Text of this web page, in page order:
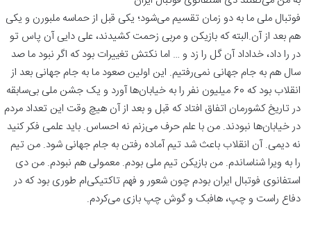
فوتبال ملی ما به دو زمان تقسیم می‌شود؛ یکی قبل از حماسه ملبورن و یکی
هم بعد از آن.البته که بازیکن و مربی زحمت کشیدند، علی دایی آن پاس تو
در را داد، خداداد آن گل را زد و … اما نکتش تغییرات بود که اگر نبود ما صد
سال هم به جام جهانی نمی‌رفتیم. این اولین صعود ما به جام جهانی بعد از
انقلاب بود که 60 میلیون نفر را به خیابان‌ها آورد و یک جشن ملی بی‌سابقه
در تاریخ کشورمان اتفاق افتاد که قبل و بعد از آن هیچ وقت این تعداد مردم
در خیابان‌ها نبودند. من با علم حرف می‌زنم نه احساس. باید علمی فکر کنید
نه دیمی. آن انقلاب باعث شد تیم آماده رفتن به جام جهانی شود. من تیم
را به ویرا شناساندم. من بازیکن تیم ملی بودم. معمولی هم نبودم. من دی
استفانوی فوتبال ایران بودم چون شعور و فهم تاکتیکی‌ام طوری بود که در
دفاع راست و چپ، هافبک و گوش چپ بازی می‌کردم.